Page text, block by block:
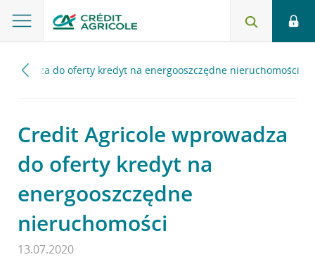
do oferty kredyt na energooszczędne nieruchomości
Credit Agricole wprowadza
do oferty kredyt na
energooszczędne
nieruchomości
13.07.2020